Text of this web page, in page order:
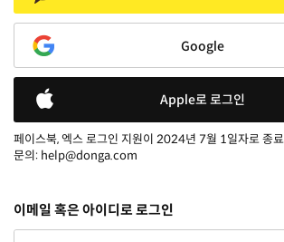
Google
Apple로 로그인
페이스북, 엑스 로그인 지원이 2024년 7월 1일자로 종
문의: help@donga.com
이메일 혹은 아이디로 로그인